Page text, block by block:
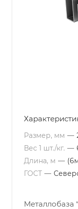
Размер, мм —
Вес 1 шт./кг. —
Длина, м —
ГОСТ —
Металлобаза